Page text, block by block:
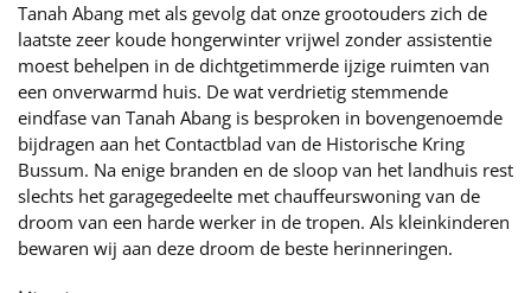
Tanah Abang met als gevolg dat onze grootouders zich de
laatste zeer koude hongerwinter vrijwel zonder assistentie
moest behelpen in de dichtgetimmerde ijzige ruimten van
een onverwarmd huis. De wat verdrietig stemmende
eindfase van Tanah Abang is besproken in bovengenoemde
bijdragen aan het Contactblad van de Historische Kring
Bussum. Na enige branden en de sloop van het landhuis rest
slechts het garagegedeelte met chauffeurswoning van de
droom van een harde werker in de tropen. Als kleinkinderen
bewaren wij aan deze droom de beste herinneringen.